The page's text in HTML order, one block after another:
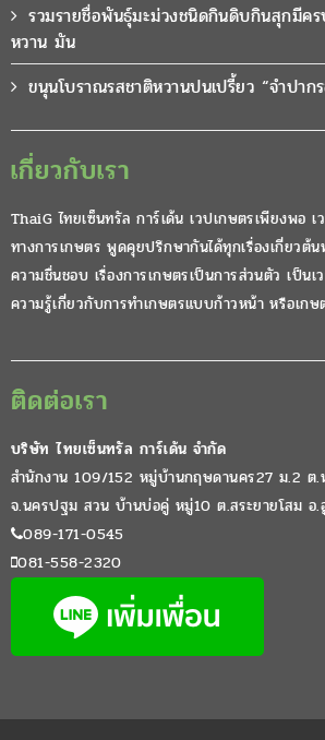
รวมรายชื่อพันธุ์มะม่วงชนิดกินดิบกินสุกมีค
หวาน มัน
ขนุนโบราณรสชาติหวานปนเปรี้ยว “จำปาก
เกี่ยวกับเรา
ThaiG ไทยเซ็นทรัล การ์เด้น เวปเกษตรเพียงพอ
ทางการเกษตร พูดคุยปรึกษากันได้ทุกเรื่องเกี่ยวต้น
ความชื่นชอบ เรื่องการเกษตรเป็นการส่วนตัว เป็น
ความรู้เกี่ยวกับการทำเกษตรแบบก้าวหน้า หรือเกษ
ติดต่อเรา
บริษัท ไทยเซ็นทรัล การ์เด้น จำกัด
สำนักงาน 109/152 หมู่บ้านกฤษดานคร27 ม.2 ต.
จ.นครปฐม สวน บ้านบ่อคู่ หมู่10 ต.สระยายโสม อ
089-171-0545
081-558-2320